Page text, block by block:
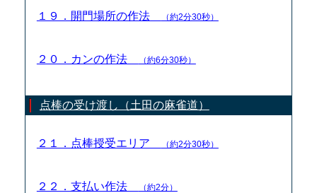
１９．開門場所の作法 （約2分30秒）
２０．カンの作法 （約6分30秒）
点棒の受け渡し（土田の麻雀道）
２１．点棒授受エリア （約2分30秒）
２２．支払い作法 （約2分）